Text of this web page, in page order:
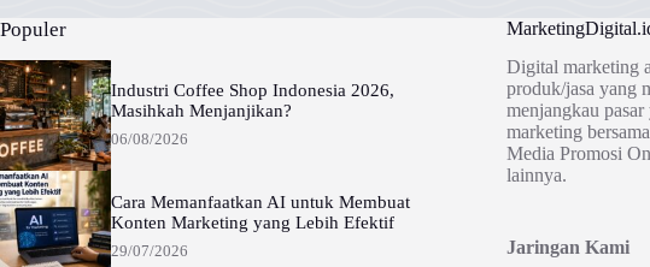
Populer
Industri Coffee Shop Indonesia 2026,
Masihkah Menjanjikan?
06/08/2026
Cara Memanfaatkan AI untuk Membuat
Konten Marketing yang Lebih Efektif
29/07/2026
Digital marketing
produk/jasa yang
menjangkau
marketing
Media Promosi
lainnya.
Jaringan Kami